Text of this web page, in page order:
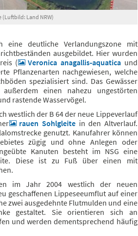
Land NRW)
eine deutliche Verlandungszone mit
ausgebildet. Hier wurden
(
Veronica anagallis-aquatica und
Pflanzenarten nachgewiesen, welche
spezialisiert sind. Das Gewässer
einen nahezu ungestörten
rastende Wasservögel.
westlich der B 64 der neue Lippeverlauf
rauen Sohlgleitein den Altverlauf.
genutzt. Kanufahrer können
zügig und ohne Anlegen oder
Kanuten besteht im NSG eine
Diese ist zu Fuß über einen mit
im Jahr 2004 westlich der neuen
geschaffenen Lippeseeumflut auf einer
zwei ausgedehnte Flutmulden und eine
gestaltet. Sie orientieren sich an
und werden dementsprechend häufig